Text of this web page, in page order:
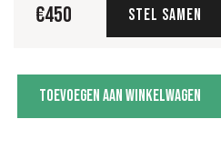
€450 Stel samen
aantalToevoegen aan winkelwagen